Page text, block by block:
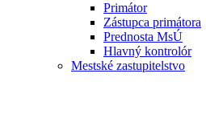
Primátor
Zástupca primátora
Prednosta MsÚ
Hlavný kontrolór
Mestské zastupitelstvo